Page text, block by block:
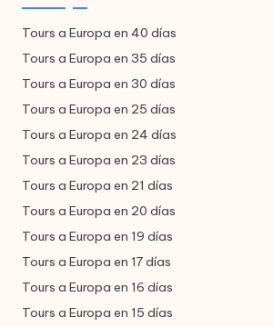
Tours a Europa en 40 días
Tours a Europa en 35 días
Tours a Europa en 30 días
Tours a Europa en 25 días
Tours a Europa en 24 días
Tours a Europa en 23 días
Tours a Europa en 21 días
Tours a Europa en 20 días
Tours a Europa en 19 días
Tours a Europa en 17 días
Tours a Europa en 16 días
Tours a Europa en 15 días